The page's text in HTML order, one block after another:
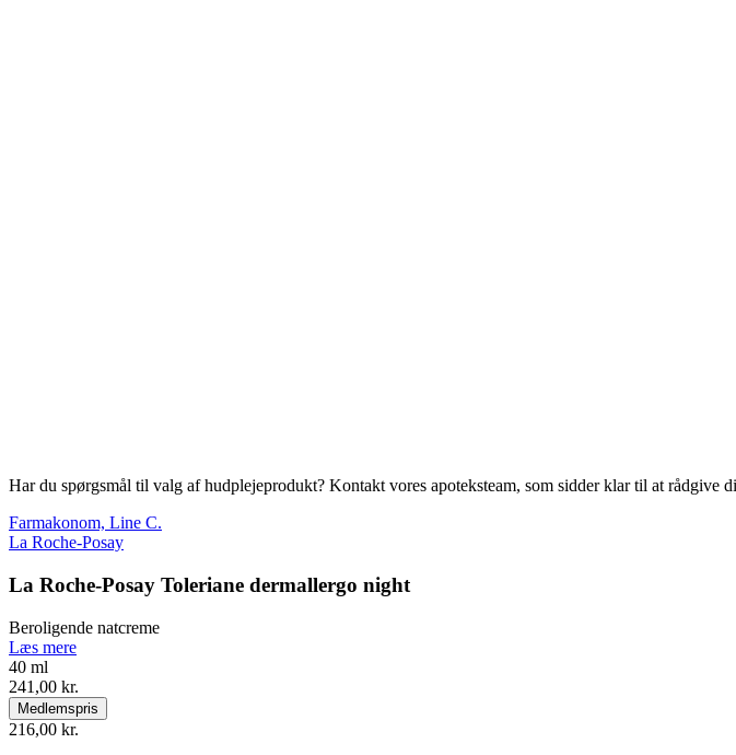
Har du spørgsmål til valg af hudplejeprodukt? Kontakt vores apoteksteam, som sidder klar til at rådgive
Farmakonom, Line C.
La Roche-Posay
La Roche-Posay Toleriane dermallergo night
Beroligende natcreme
Læs mere
40 ml
241,00 kr.
Medlemspris
216,00 kr.